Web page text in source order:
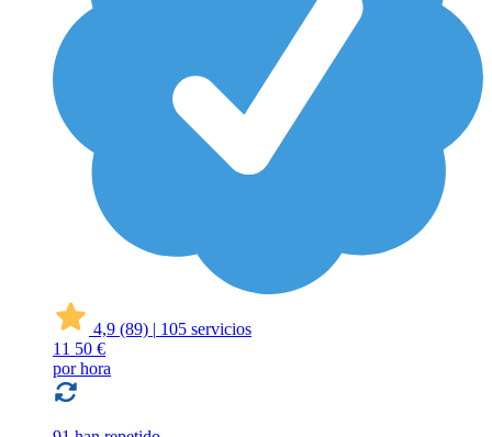
4,9 (89) | 105 servicios
11 50 €
por hora